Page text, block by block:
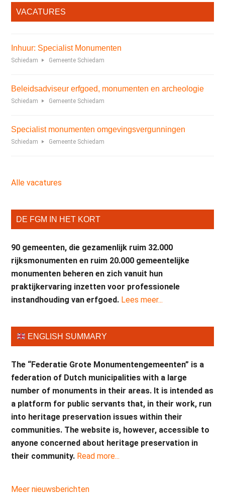
VACATURES
Inhuur: Specialist Monumenten
Schiedam Gemeente Schiedam
Beleidsadviseur erfgoed, monumenten en archeologie
Schiedam Gemeente Schiedam
Specialist monumenten omgevingsvergunningen
Schiedam Gemeente Schiedam
Alle vacatures
DE FGM IN HET KORT
90 gemeenten, die gezamenlijk ruim 32.000
rijksmonumenten en ruim 20.000 gemeentelijke
monumenten beheren en zich vanuit hun
praktijkervaring inzetten voor professionele
instandhouding van erfgoed. Lees meer...
ENGLISH SUMMARY
The “Federatie Grote Monumentengemeenten” is a
federation of Dutch municipalities with a large
number of monuments in their areas. It is intended as
a platform for public servants that, in their work, run
into heritage preservation issues within their
communities. The website is, however, accessible to
anyone concerned about heritage preservation in
their community. Read more...
Meer nieuwsberichten